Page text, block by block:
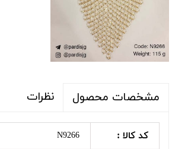
مشخصات محصول نظرات
کد کالا : N9266